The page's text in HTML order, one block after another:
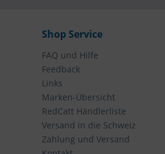
Shop Service
FAQ und Hilfe
Feedback
Links
Marken-Übersicht
RedCatt Händlerliste
Versand in die Schweiz
Zahlung und Versand